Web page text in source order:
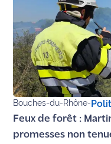
Bouches-du-Rhône-
Feux de forêt :
promesses non